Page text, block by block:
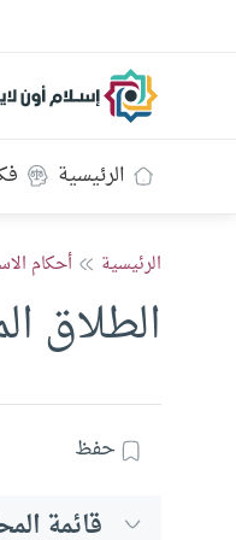
إسلام أون
الرئيسية
الرئيسية أحكام
الطلاق
حفظ
قائمة